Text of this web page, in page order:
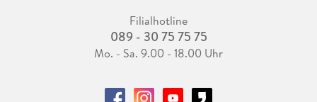
Filialhotline
089 - 30 75 75 75
Mo. - Sa. 9.00 - 18.00 Uhr